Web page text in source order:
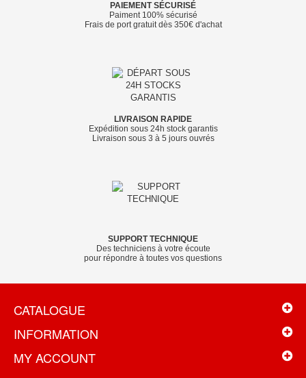
PAIEMENT SÉCURISÉ
Paiment 100% sécurisé
Frais de port gratuit dès 350€ d'achat
LIVRAISON RAPIDE
Expédition sous 24h stock garantis
Livraison sous 3 à 5 jours ouvrés
SUPPORT TECHNIQUE
Des techniciens à votre écoute
pour répondre à toutes vos questions
CATALOGUE
INFORMATION
MY ACCOUNT